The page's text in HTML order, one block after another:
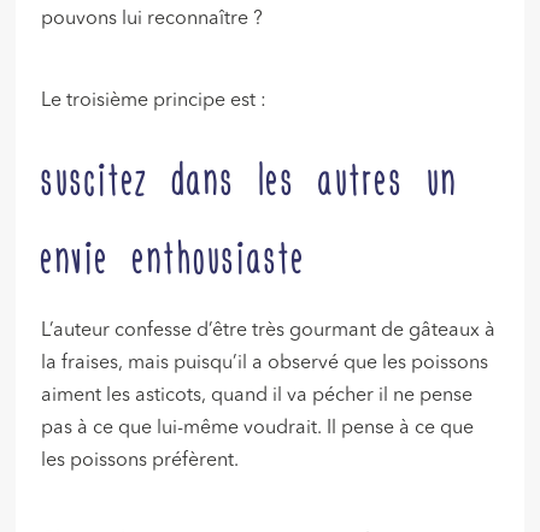
pouvons lui reconnaître ?
Le troisième principe est :
suscitez dans les autres un
envie enthousiaste
L’auteur confesse d’être très gourmant de gâteaux à
la fraises, mais puisqu’il a observé que les poissons
aiment les asticots, quand il va pécher il ne pense
pas à ce que lui-même voudrait. Il pense à ce que
les poissons préfèrent.